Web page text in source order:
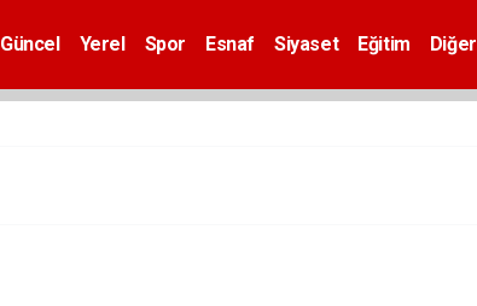
Güncel Yerel Spor Esnaf Siyaset Eğitim Diğer